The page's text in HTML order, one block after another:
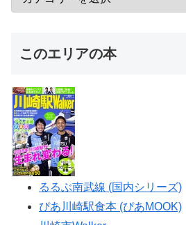
このエリアの本
るるぶ南武線 (国内シリーズ)
ぴあ川崎駅食本 (ぴあMOOK)